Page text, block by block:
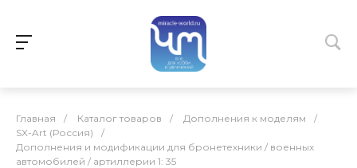
Главная / Каталог товаров / Дополнения к моделям
/
SX-Art (Россия)
/
Дополнения и модификации для бронетехники / военных
автомобилей / артиллерии 1: 35